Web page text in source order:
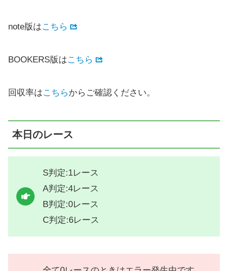
note版はこちら
BOOKERS版はこちら
回収率はこちらからご確認ください。
本日のレース
S判定:1レース
A判定:4レース
B判定:0レース
C判定:6レース